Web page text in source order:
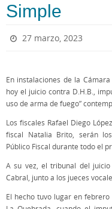
Simple
27 marzo, 2023
En instalaciones de la
hoy el juicio contra D.H.B.,
uso de arma de fuego”
Los fiscales Rafael Diego
fiscal Natalia Brito, serán
Público Fiscal durante todo el
A su vez, el tribunal del
Cabral, junto a los jueces
El hecho tuvo lugar en